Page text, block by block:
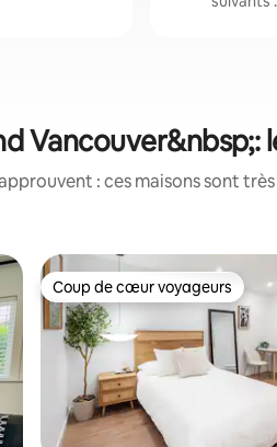
Vancouver&nbsp;:
: ces maisons sont
Coup de cœur voyageurs
Coup de cœur voyageurs